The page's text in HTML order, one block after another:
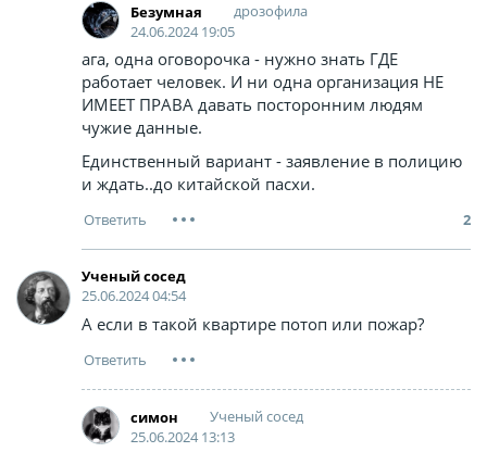
Безумная
дрозофила
24.06.2024 19:05
ага, одна оговорочка - нужно знать ГДЕ
работает человек. И ни одна организация НЕ
ИМЕЕТ ПРАВА давать посторонним людям
чужие данные.
Единственный вариант - заявление в полицию
и ждать..до китайской пасхи.
2
Ученый сосед
25.06.2024 04:54
А если в такой квартире потоп или пожар?
симон
Ученый сосед
25.06.2024 13:13